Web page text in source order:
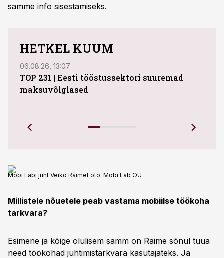
samme info sisestamiseks.
HETKEL KUUM
06.08.26, 13:07
TOP 231 | Eesti tööstussektori suuremad
maksuvõlglased
Mobi Labi juht Veiko RaimeFoto: Mobi Lab OÜ
Millistele nõuetele peab vastama mobiilse töökoha
tarkvara?
Esimene ja kõige olulisem samm on Raime sõnul tuua
need töökohad juhtimistarkvara kasutajateks. Ja